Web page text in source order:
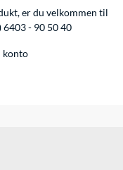
er du velkommen til
6403 - 90 50 40
konto